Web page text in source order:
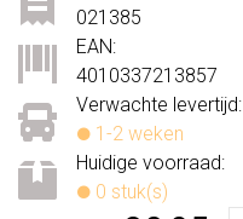
Verwachte levertijd:
1-2 weken
Huidige voorraad:
0 stuk(s)
021385
EAN:
4010337213857